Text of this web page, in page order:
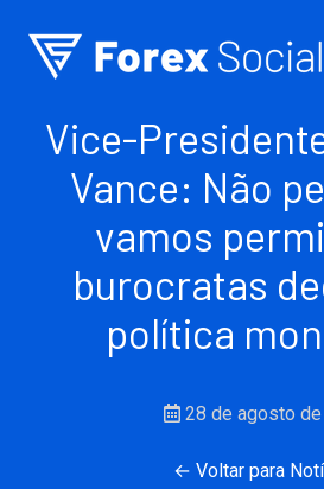
Vice-
Vance: Não
vamos
burocratas
política
28 de agosto
← Voltar para